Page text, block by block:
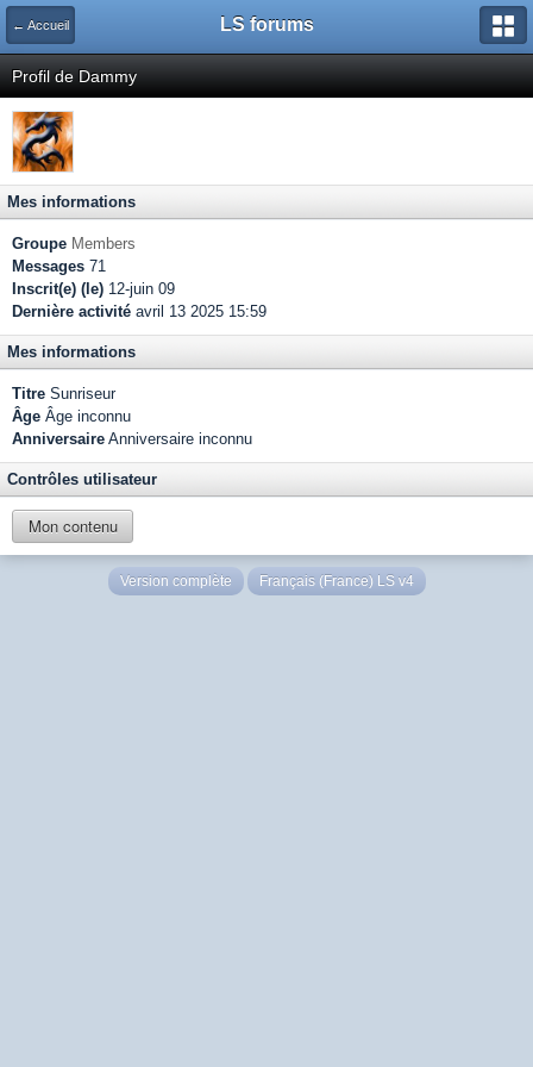
← Accueil LS forums
Profil de Dammy
Mes informations
Groupe Members
Messages 71
Inscrit(e) (le) 12-juin 09
Dernière activité avril 13 2025 15:59
Mes informations
Titre Sunriseur
Âge Âge inconnu
Anniversaire Anniversaire inconnu
Contrôles utilisateur
Mon contenu
Version complète Français (France) LS v4